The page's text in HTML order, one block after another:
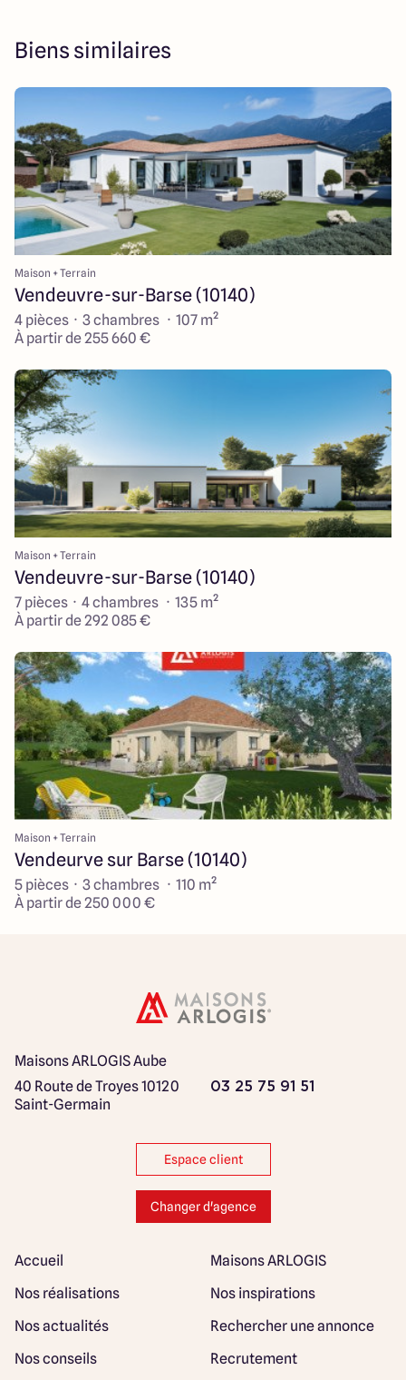
Biens similaires
Maison + Terrain
Vendeuvre-sur-Barse (10140)
4 pièces · 3 chambres · 107 m²
À partir de 255 660 €
Maison + Terrain
Vendeuvre-sur-Barse (10140)
7 pièces · 4 chambres · 135 m²
À partir de 292 085 €
Maison + Terrain
Vendeurve sur Barse (10140)
5 pièces · 3 chambres · 110 m²
À partir de 250 000 €
Maisons ARLOGIS Aube
40 Route de Troyes10120
Saint-Germain
03 25 75 91 51
Espace client
Changer d'agence
Accueil
Maisons ARLOGIS
Nos réalisations
Nos inspirations
Nos actualités
Rechercher une annonce
Nos conseils
Recrutement